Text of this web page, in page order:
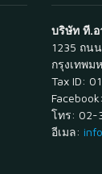
บริษัท ที.
1235 ถน
กรุงเทพม
Tax ID:
Facebook:
โทร: 02-
อีเมล: